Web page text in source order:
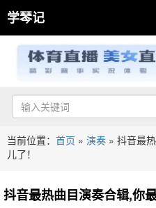
学琴记
当前位置： 首页 » 演奏 » 抖音最
儿了！
抖音最热曲目演奏合辑,你